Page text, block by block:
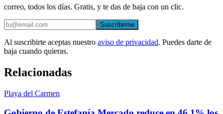
correo, todos los días. Gratis, y te das de baja con un clic.
Suscribirme
Al suscribirte aceptas nuestro aviso de privacidad. Puedes darte de
baja cuando quieras.
Relacionadas
Playa del Carmen